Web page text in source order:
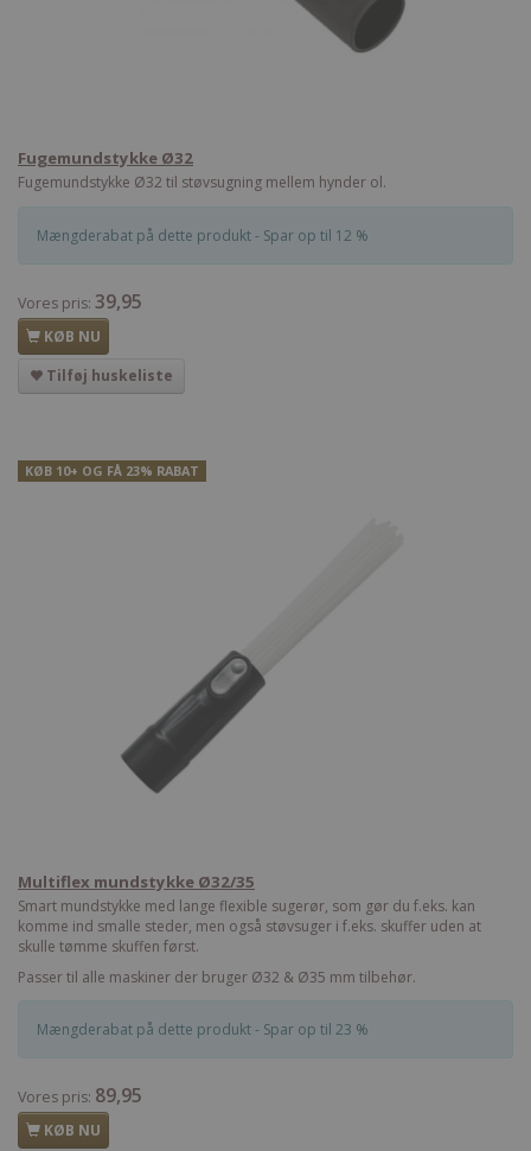
Fugemundstykke Ø32
Fugemundstykke Ø32 til støvsugning mellem hynder ol.
Mængderabat på dette produkt - Spar op til 12 %
Vores pris: 39,95
KØB NU
Tilføj huskeliste
KØB 10+ OG FÅ 23% RABAT
Multiflex mundstykke Ø32/35
Smart mundstykke med lange flexible sugerør, som gør du f.eks. kan
komme ind smalle steder, men også støvsuger i f.eks. skuffer uden at
skulle tømme skuffen først.
Passer til alle maskiner der bruger Ø32 & Ø35 mm tilbehør.
Mængderabat på dette produkt - Spar op til 23 %
Vores pris: 89,95
KØB NU